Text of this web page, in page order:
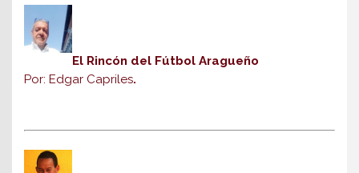
El Rincón del Fútbol Aragueño
Por: Edgar Capriles.